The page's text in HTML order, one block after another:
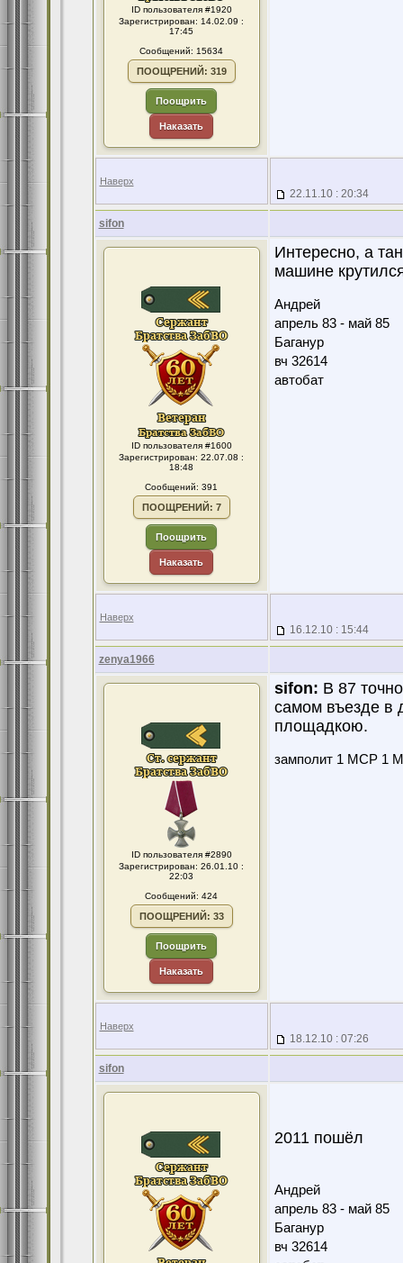
ID пользователя #1920
Зарегистрирован: 14.02.09 :
17:45
Сообщений: 15634
ПООЩРЕНИЙ: 319
Поощрить
Наказать
Наверх
22.11.10 : 20:34
sifon
ID пользователя #1600
Зарегистрирован: 22.07.08 :
18:48
Сообщений: 391
ПООЩРЕНИЙ: 7
Поощрить
Наказать
Интересно, а
машине
Андрей
апрель 83 - май 85
Баганур
вч 32614
автобат
Наверх
16.12.10 : 15:44
zenya1966
ID пользователя #2890
Зарегистрирован: 26.01.10 :
22:03
Сообщений: 424
ПООЩРЕНИЙ: 33
Поощрить
Наказать
sifon: В 87
самом въезде в
площадкою.
замполит 1 МСР 1
Наверх
18.12.10 : 07:26
sifon
2011 пошёл
Андрей
апрель 83 - май 85
Баганур
вч 32614